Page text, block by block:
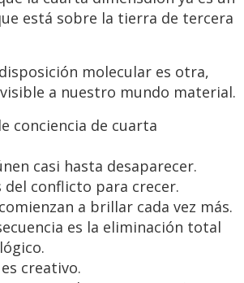
está sobre la tierra de tercera
molecular es otra,
a nuestro mundo material.
conciencia de cuarta
casi hasta desaparecer.
del conflicto para crecer.
a brillar cada vez más.
es la eliminación total
creativo.